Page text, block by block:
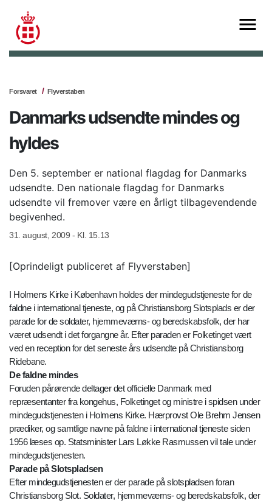
Forsvaret Flyverstaben
Danmarks udsendte mindes og
hyldes
Den 5. september er national flagdag for Danmarks
udsendte. Den nationale flagdag for Danmarks
udsendte vil fremover være en årligt tilbagevendende
begivenhed.
31. august, 2009 - Kl. 15.13
[Oprindeligt publiceret af Flyverstaben]
I Holmens Kirke i København holdes der mindegudstjeneste for de
faldne i international tjeneste, og på Christiansborg Slotsplads er der
parade for de soldater, hjemmeværns- og beredskabsfolk, der har
været udsendt i det forgangne år. Efter paraden er Folketinget vært
ved en reception for det seneste års udsendte på Christiansborg
Ridebane.
De faldne mindes
Foruden pårørende deltager det officielle Danmark med
repræsentanter fra kongehus, Folketinget og ministre i spidsen under
mindegudstjenesten i Holmens Kirke. Hærprovst Ole Brehm Jensen
prædiker, og samtlige navne på faldne i international tjeneste siden
1956 læses op. Statsminister Lars Løkke Rasmussen vil tale under
mindegudstjenesten.
Parade på Slotspladsen
Efter mindegudstjenesten er der parade på slotspladsen foran
Christiansborg Slot. Soldater, hjemmeværns- og beredskabsfolk, der